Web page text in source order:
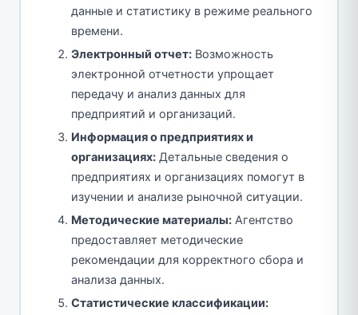
данные и статистику в режиме реального
времени.
Электронный отчет: Возможность
электронной отчетности упрощает
передачу и анализ данных для
предприятий и организаций.
Информация о предприятиях и
организациях: Детальные сведения о
предприятиях и организациях помогут в
изучении и анализе рыночной ситуации.
Методические материалы: Агентство
предоставляет методические
рекомендации для корректного сбора и
анализа данных.
Статистические классификации: